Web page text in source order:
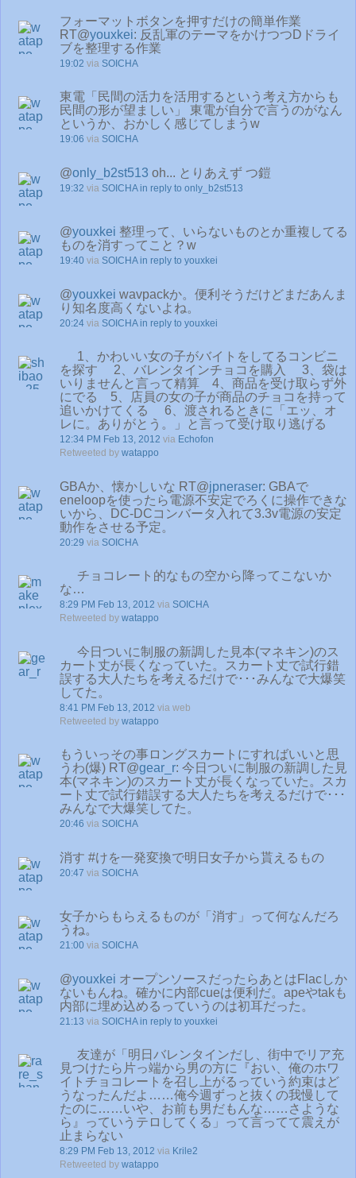
フォーマットボタンを押すだけの簡単作業
RT@youxkei: 反乱軍のテーマをかけつつDドライ
ブを整理する作業
19:02 via SOICHA
東電「民間の活力を活用するという考え方からも
民間の形が望ましい」 東電が自分で言うのがなん
というか、おかしく感じてしまうw
19:06 via SOICHA
@only_b2st513 oh... とりあえず つ鎧
19:32 via SOICHA in reply to only_b2st513
@youxkei 整理って、いらないものとか重複してる
ものを消すってこと？w
19:40 via SOICHA in reply to youxkei
@youxkei wavpackか。便利そうだけどまだあんま
り知名度高くないよね。
20:24 via SOICHA in reply to youxkei
1、かわいい女の子がバイトをしてるコンビニ
を探す 2、バレンタインチョコを購入 3、袋は
いりませんと言って精算 4、商品を受け取らず外
にでる 5、店員の女の子が商品のチョコを持って
追いかけてくる 6、渡されるときに「エッ、オ
レに。ありがとう。」と言って受け取り逃げる
12:34 PM Feb 13, 2012 via Echofon
Retweeted by watappo
GBAか、懐かしいな RT@jpneraser: GBAで
eneloopを使ったら電源不安定でろくに操作できな
いから、DC-DCコンバータ入れて3.3v電源の安定
動作をさせる予定。
20:29 via SOICHA
チョコレート的なもの空から降ってこないか
な…
8:29 PM Feb 13, 2012 via SOICHA
Retweeted by watappo
今日ついに制服の新調した見本(マネキン)のス
カート丈が長くなっていた。スカート丈で試行錯
誤する大人たちを考えるだけで･･･みんなで大爆笑
してた。
8:41 PM Feb 13, 2012 via web
Retweeted by watappo
もういっその事ロングスカートにすればいいと思
うわ(爆) RT@gear_r: 今日ついに制服の新調した見
本(マネキン)のスカート丈が長くなっていた。スカ
ート丈で試行錯誤する大人たちを考えるだけで･･･
みんなで大爆笑してた。
20:46 via SOICHA
消す #けを一発変換で明日女子から貰えるもの
20:47 via SOICHA
女子からもらえるものが「消す」って何なんだろ
うね。
21:00 via SOICHA
@youxkei オープンソースだったらあとはFlacしか
ないもんね。確かに内部cueは便利だ。apeやtakも
内部に埋め込めるっていうのは初耳だった。
21:13 via SOICHA in reply to youxkei
友達が「明日バレンタインだし、街中でリア充
見つけたら片っ端から男の方に『おい、俺のホワ
イトチョコレートを召し上がるっていう約束はど
うなったんだよ……俺今週ずっと抜くの我慢して
たのに……いや、お前も男だもんな……さような
ら』っていうテロしてくる」って言ってて震えが
止まらない
8:29 PM Feb 13, 2012 via Krile2
Retweeted by watappo